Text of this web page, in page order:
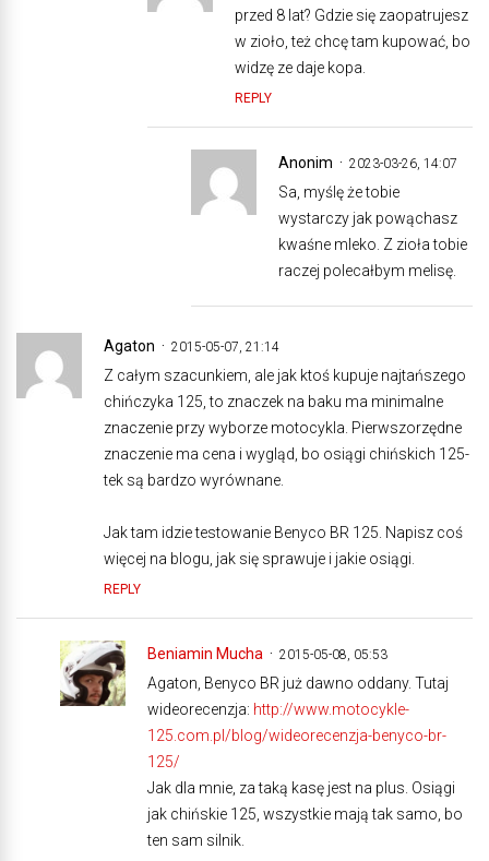
przed 8 lat? Gdzie się zaopatrujesz
w zioło, też chcę tam kupować, bo
widzę ze daje kopa.
REPLY
Anonim 2023-03-26, 14:07
Sa, myślę że tobie
wystarczy jak powąchasz
kwaśne mleko. Z zioła tobie
raczej polecałbym melisę.
Agaton 2015-05-07, 21:14
Z całym szacunkiem, ale jak ktoś kupuje najtańszego
chińczyka 125, to znaczek na baku ma minimalne
znaczenie przy wyborze motocykla. Pierwszorzędne
znaczenie ma cena i wygląd, bo osiągi chińskich 125-
tek są bardzo wyrównane.
Jak tam idzie testowanie Benyco BR 125. Napisz coś
więcej na blogu, jak się sprawuje i jakie osiągi.
REPLY
Beniamin Mucha 2015-05-08, 05:53
Agaton, Benyco BR już dawno oddany. Tutaj
wideorecenzja: http://www.motocykle-
125.com.pl/blog/wideorecenzja-benyco-br-
125/
Jak dla mnie, za taką kasę jest na plus. Osiągi
jak chińskie 125, wszystkie mają tak samo, bo
ten sam silnik.